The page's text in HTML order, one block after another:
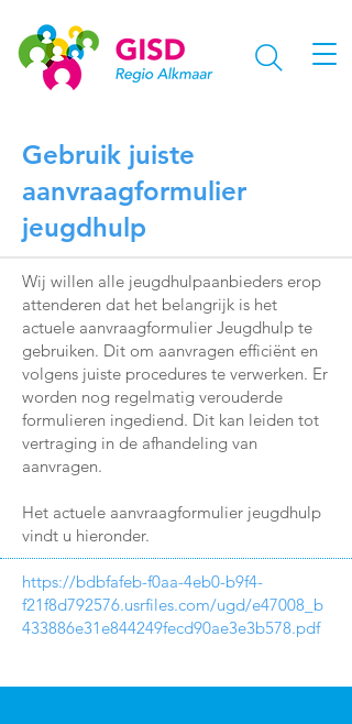
Gebruik juiste
aanvraagformulier
jeugdhulp
Wij willen alle jeugdhulpaanbieders erop
attenderen dat het belangrijk is het
actuele aanvraagformulier Jeugdhulp te
gebruiken. Dit om aanvragen efficiënt en
volgens juiste procedures te verwerken. Er
worden nog regelmatig verouderde
formulieren ingediend. Dit kan leiden tot
vertraging in de afhandeling van
aanvragen.
Het actuele aanvraagformulier jeugdhulp
vindt u hieronder.
https://bdbfafeb-f0aa-4eb0-b9f4-
f21f8d792576.usrfiles.com/ugd/e47008_b
433886e31e844249fecd90ae3e3b578.pdf